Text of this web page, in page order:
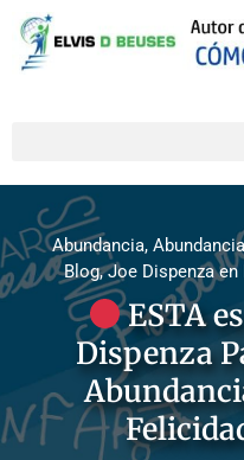
Abundancia,
Blog,Joe Dispenza en
ESTA
Dispenza